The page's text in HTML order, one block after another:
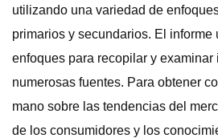
utilizando una variedad de
primarios y secundarios. El
enfoques para recopilar y examinar
numerosas fuentes. Para obtener
mano sobre las tendencias del
de los consumidores y los